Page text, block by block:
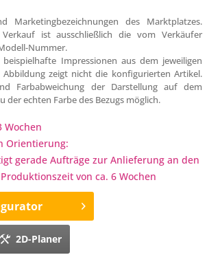
Marketingbezeichnungen des Marktplatzes.
ist ausschließlich die vom Verkäufer
Nummer.
Impressionen aus dem jeweiligen
Abbildung zeigt nicht die konfigurierten Artikel.
Farbabweichung der Darstellung auf dem
der echten Farbe des Bezugs möglich.
Wochen
Orientierung:
gerade Aufträge zur Anlieferung an den
von ca. 6 Wochen
2D-Planer